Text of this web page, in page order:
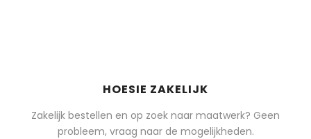
HOESIE ZAKELIJK
Zakelijk bestellen en op zoek naar maatwerk? Geen
probleem, vraag naar de mogelijkheden.